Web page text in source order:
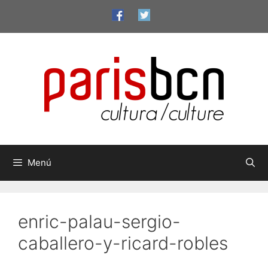
contingut
Menú
enric-palau-sergio-
caballero-y-ricard-robles